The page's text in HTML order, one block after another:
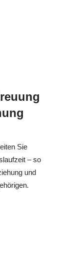
Sie
– so
und